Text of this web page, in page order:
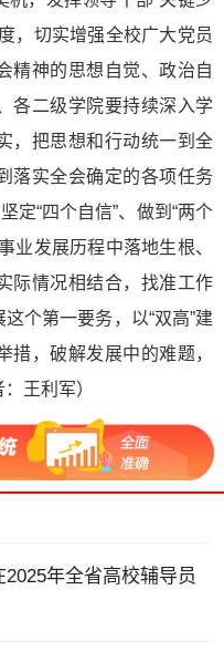
，切实增强全校广大党员
精神的思想自觉、政治自
各二级学院要持续深入学
，把思想和行动统一到全
落实全会确定的各项任务
定“四个自信”、做到“两个
业发展历程中落地生根、
际情况相结合，找准工作
个第一要务，以“双高”建
措，破解发展中的难题，
：王利军）
年全省高校辅导员